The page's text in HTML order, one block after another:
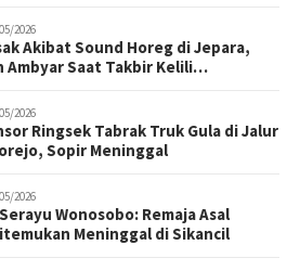
2026
Akibat Sound Horeg di Jepara,
Ambyar Saat Takbir Kelili…
2026
Ringsek Tabrak Truk Gula di Jalur
Sopir Meninggal
2026
Wonosobo: Remaja Asal
Meninggal di Sikancil